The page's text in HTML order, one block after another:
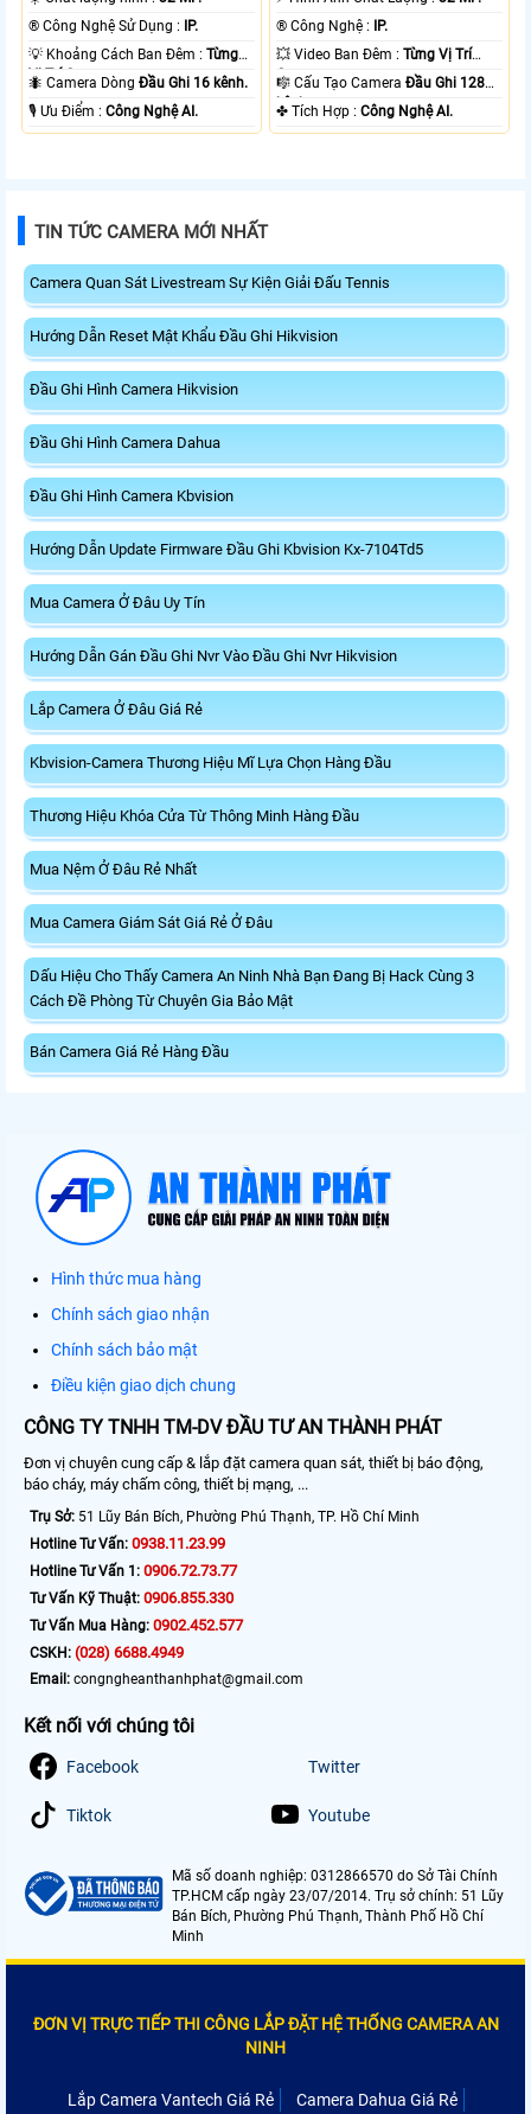
®️ Công Nghệ Sử Dụng : IP.
💡 Khoảng Cách Ban Đêm :Từng
Vị Trí Camera .
🐜 Camera DòngĐầu Ghi 16 kênh.
️🎙 Ưu Điểm :Công Nghệ AI.
®️ Công Nghệ : IP.
💥 Video Ban Đêm :Từng Vị Trí
Camera .
🎼️ Cấu Tạo CameraĐầu Ghi 128
kênh.
️✤ Tích Hợp :Công Nghệ AI.
TIN TỨC CAMERA MỚI NHẤT
Camera Quan Sát Livestream Sự Kiện Giải Đấu Tennis
Hướng Dẫn Reset Mật Khẩu Đầu Ghi Hikvision
Đầu Ghi Hình Camera Hikvision
Đầu Ghi Hình Camera Dahua
Đầu Ghi Hình Camera Kbvision
Hướng Dẫn Update Firmware Đầu Ghi Kbvision Kx-7104Td5
Mua Camera Ở Đâu Uy Tín
Hướng Dẫn Gán Đầu Ghi Nvr Vào Đầu Ghi Nvr Hikvision
Lắp Camera Ở Đâu Giá Rẻ
Kbvision-Camera Thương Hiệu Mĩ Lựa Chọn Hàng Đầu
Thương Hiệu Khóa Cửa Từ Thông Minh Hàng Đầu
Mua Nệm Ở Đâu Rẻ Nhất
Mua Camera Giám Sát Giá Rẻ Ở Đâu
Dấu Hiệu Cho Thấy Camera An Ninh Nhà Bạn Đang Bị Hack Cùng 3
Cách Đề Phòng Từ Chuyên Gia Bảo Mật
Bán Camera Giá Rẻ Hàng Đầu
Hình thức mua hàng
Chính sách giao nhận
Chính sách bảo mật
Điều kiện giao dịch chung
CÔNG TY TNHH TM-DV ĐẦU TƯ AN THÀNH PHÁT
Đơn vị chuyên cung cấp & lắp đặt camera quan sát, thiết bị báo động,
báo cháy, máy chấm công, thiết bị mạng, ...
Trụ Sở: 51 Lũy Bán Bích, Phường Phú Thạnh, TP. Hồ Chí Minh
Hotline Tư Vấn: 0938.11.23.99
Hotline Tư Vấn 1: 0906.72.73.77
Tư Vấn Kỹ Thuật: 0906.855.330
Tư Vấn Mua Hàng: 0902.452.577
CSKH: (028) 6688.4949
Email: congngheanthanhphat@gmail.com
Kết nối với chúng tôi
Facebook Twitter
Tiktok Youtube
Mã số doanh nghiệp: 0312866570 do Sở Tài Chính
TP.HCM cấp ngày 23/07/2014. Trụ sở chính: 51 Lũy
Bán Bích, Phường Phú Thạnh, Thành Phố Hồ Chí
Minh
ĐƠN VỊ TRỰC TIẾP THI CÔNG LẮP ĐẶT HỆ THỐNG CAMERA AN
NINH
Lắp Camera Vantech Giá Rẻ
Camera Dahua Giá Rẻ